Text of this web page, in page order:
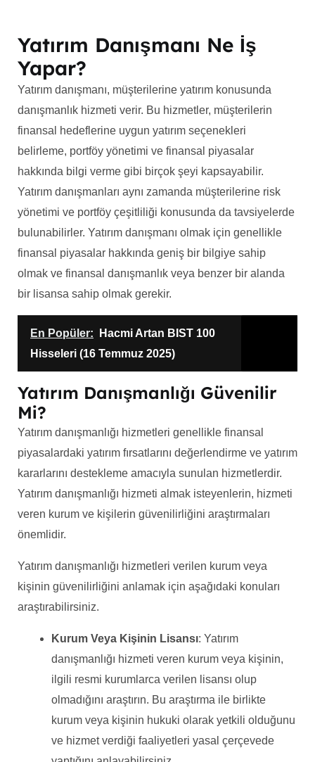
Yatırım Danışmanı Ne İş
Yapar?
Yatırım danışmanı, müşterilerine yatırım konusunda
danışmanlık hizmeti verir. Bu hizmetler, müşterilerin
finansal hedeflerine uygun yatırım seçenekleri
belirleme, portföy yönetimi ve finansal piyasalar
hakkında bilgi verme gibi birçok şeyi kapsayabilir.
Yatırım danışmanları aynı zamanda müşterilerine risk
yönetimi ve portföy çeşitliliği konusunda da tavsiyelerde
bulunabilirler. Yatırım danışmanı olmak için genellikle
finansal piyasalar hakkında geniş bir bilgiye sahip
olmak ve finansal danışmanlık veya benzer bir alanda
bir lisansa sahip olmak gerekir.
En Popüler:
Hacmi Artan BIST 100
Hisseleri (16 Temmuz 2025)
Yatırım Danışmanlığı Güvenilir
Mi?
Yatırım danışmanlığı hizmetleri genellikle finansal
piyasalardaki yatırım fırsatlarını değerlendirme ve yatırım
kararlarını destekleme amacıyla sunulan hizmetlerdir.
Yatırım danışmanlığı hizmeti almak isteyenlerin, hizmeti
veren kurum ve kişilerin güvenilirliğini araştırmaları
önemlidir.
Yatırım danışmanlığı hizmetleri verilen kurum veya
kişinin güvenilirliğini anlamak için aşağıdaki konuları
araştırabilirsiniz.
Kurum Veya Kişinin Lisansı: Yatırım
danışmanlığı hizmeti veren kurum veya kişinin,
ilgili resmi kurumlarca verilen lisansı olup
olmadığını araştırın. Bu araştırma ile birlikte
kurum veya kişinin hukuki olarak yetkili olduğunu
ve hizmet verdiği faaliyetleri yasal çerçevede